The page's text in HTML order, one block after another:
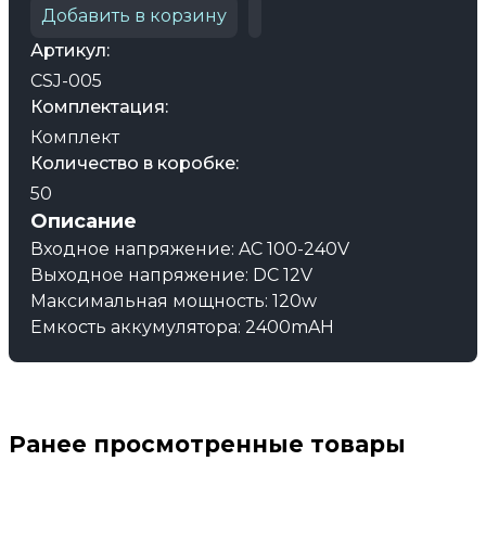
Добавить в корзину
Артикул:
CSJ-005
Комплектация:
Комплект
Количество в коробке:
50
Описание
Входное напряжение: AC 100-240V
Выходное напряжение: DC 12V
Максимальная мощность: 120w
Емкость аккумулятора: 2400mAH
Ранее просмотренные товары